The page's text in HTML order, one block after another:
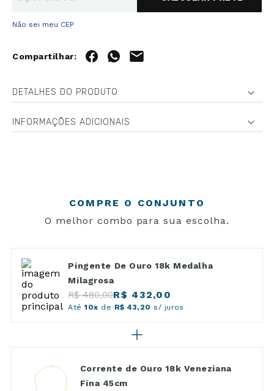
Não sei meu CEP
DETALHES DO PRODUTO
INFORMAÇÕES ADICIONAIS
COMPRE O CONJUNTO
O melhor combo para sua escolha.
Pingente De Ouro 18k Medalha
Milagrosa
R$ 480,00R$ 432,00
Até10x de R$ 43,20 s/ juros
Corrente de Ouro 18k Veneziana
Fina 45cm